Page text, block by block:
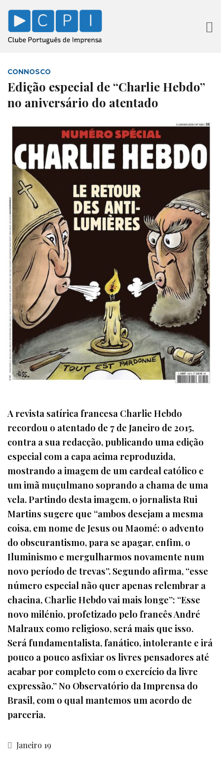
CONNOSCO
Edição especial de “Charlie Hebdo”
no aniversário do atentado
A revista satírica francesa Charlie Hebdo
recordou o atentado de 7 de Janeiro de 2015,
contra a sua redacção, publicando uma edição
especial com a capa acima reproduzida,
mostrando a imagem de um cardeal católico e
um imã muçulmano soprando a chama de uma
vela. Partindo desta imagem, o jornalista Rui
Martins sugere que “ambos desejam a mesma
coisa, em nome de Jesus ou Maomé: o advento
do obscurantismo, para se apagar, enfim, o
Iluminismo e mergulharmos novamente num
novo período de trevas”. Segundo afirma, “esse
número especial não quer apenas relembrar a
chacina, Charlie Hebdo vai mais longe”: “Esse
novo milénio, profetizado pelo francês André
Malraux como religioso, será mais que isso.
Será fundamentalista, fanático, intolerante e irá
pouco a pouco asfixiar os livres pensadores até
acabar por completo com o exercício da livre
expressão.” No Observatório da Imprensa do
Brasil, com o qual mantemos um acordo de
parceria.
Janeiro 19